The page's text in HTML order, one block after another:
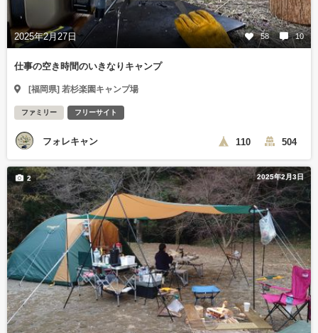
2025年2月27日 58 10
仕事の空き時間のいきなりキャンプ
[福岡県] 若杉楽園キャンプ場
ファミリー フリーサイト
フォレキャン 110 504
2025年2月3日
2